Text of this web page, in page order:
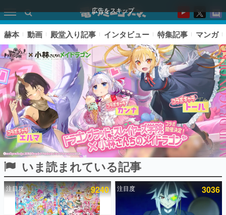
広告をスキップ
ピックアップ
電ファミのいま読まれている記事ランキング
赫本 動画 殿堂入り記事 インタビュー 特集記事 マンガ
いま読まれている記事
注目度 9240 注目度 3036